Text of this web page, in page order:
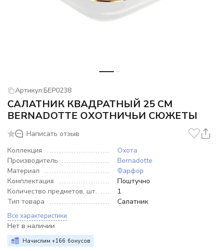
Артикул:БЕР0238
САЛАТНИК КВАДРАТНЫЙ 25 СМ
BERNADOTTE ОХОТНИЧЬИ СЮЖЕТЫ
Написать отзыв
Коллекция
Охота
Производитель
Bernadotte
Материал
Фарфор
Комплектация
Поштучно
Количество предметов, шт.
1
Тип товара
Салатник
Все характеристики
Нет в наличии
Начислим +166 бонусов